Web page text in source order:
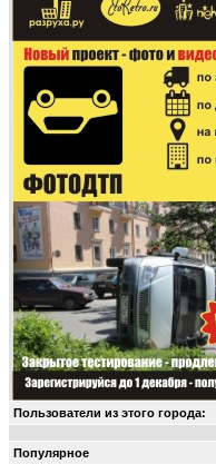
Пользователи из этого города:
Популярное